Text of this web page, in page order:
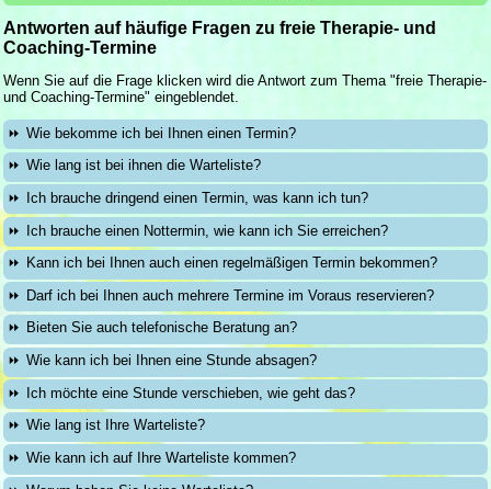
Antworten auf häufige Fragen zu freie Therapie- und
Coaching-Termine
Wenn Sie auf die Frage klicken wird die Antwort zum Thema "freie Therapie-
und Coaching-Termine" eingeblendet.
Wie bekomme ich bei Ihnen einen Termin?
Wie lang ist bei ihnen die Warteliste?
Ich brauche dringend einen Termin, was kann ich tun?
Ich brauche einen Nottermin, wie kann ich Sie erreichen?
Kann ich bei Ihnen auch einen regelmäßigen Termin bekommen?
Darf ich bei Ihnen auch mehrere Termine im Voraus reservieren?
Bieten Sie auch telefonische Beratung an?
Wie kann ich bei Ihnen eine Stunde absagen?
Ich möchte eine Stunde verschieben, wie geht das?
Wie lang ist Ihre Warteliste?
Wie kann ich auf Ihre Warteliste kommen?